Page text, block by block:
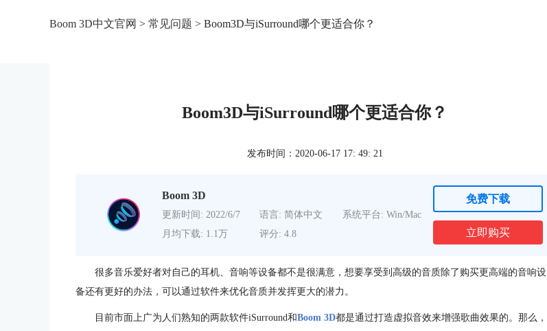
Boom 3D中文官网 > 常见问题 > Boom3D与iSurround哪个更适合你？
Boom3D与iSurround哪个更适合你？
发布时间：2020-06-17 17: 49: 21
Boom 3D
更新时间: 2022/6/7 语言: 简体中文
系统平台: Win/Mac
月均下载: 1.1万
评分: 4.8
免费下载
立即购买
很多音乐爱好者对自己的耳机、音响等设备都不是很满意，想要享受到高级的音质除了购买更高端的音响设
备还有更好的办法，可以通过软件来优化音质并发挥更大的潜力。
目前市面上广为人们熟知的两款软件iSurround和Boom 3D都是通过打造虚拟音效来增强歌曲效果的。那么，